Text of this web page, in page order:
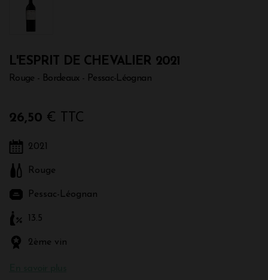
L'ESPRIT DE CHEVALIER 2021
Rouge - Bordeaux - Pessac-Léognan
26,50 € TTC
2021
Rouge
Pessac-Léognan
13.5
2ème vin